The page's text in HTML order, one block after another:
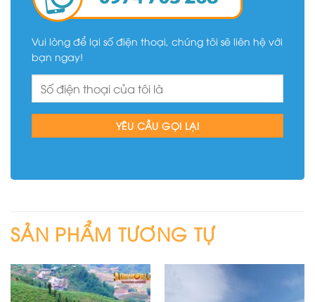
Vui lòng để lại số điện thoại, chúng tôi sẽ liên hệ với
bạn ngay!
SẢN PHẨM TƯƠNG TỰ